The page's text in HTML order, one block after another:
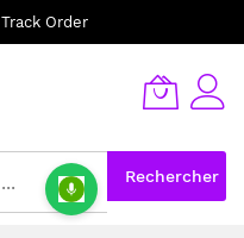
Track Order
Rechercher